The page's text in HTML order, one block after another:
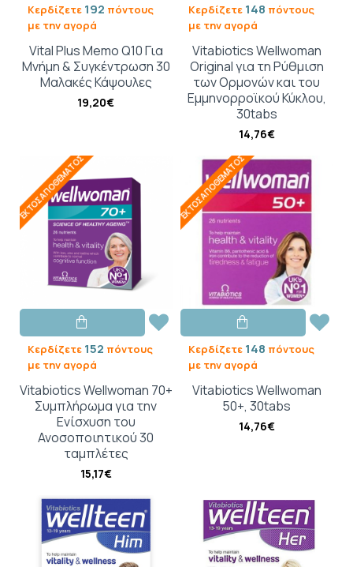
Κερδίζετε 192 πόντους
με την αγορά
Vital Plus Memo Q10 Για
Μνήμη & Συγκέντρωση 30
Μαλακές Κάψουλες
19,20€
Κερδίζετε 148 πόντους
με την αγορά
Vitabiotics Wellwoman
Original για τη Ρύθμιση
των Ορμονών και του
Εμμηνορροϊκού Κύκλου,
30tabs
14,76€
ΕΚΤΌΣ ΑΠΟΘΈΜΑΤΟΣ
Κερδίζετε 152 πόντους
με την αγορά
Vitabiotics Wellwoman 70+
Συμπλήρωμα για την
Ενίσχυση του
Ανοσοποιητικού 30
ταμπλέτες
15,17€
ΕΚΤΌΣ ΑΠΟΘΈΜΑΤΟΣ
Κερδίζετε 148 πόντους
με την αγορά
Vitabiotics Wellwoman
50+, 30tabs
14,76€